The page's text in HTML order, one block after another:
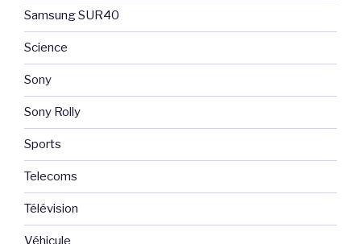
Samsung SUR40
Science
Sony
Sony Rolly
Sports
Telecoms
Télévision
Véhicule